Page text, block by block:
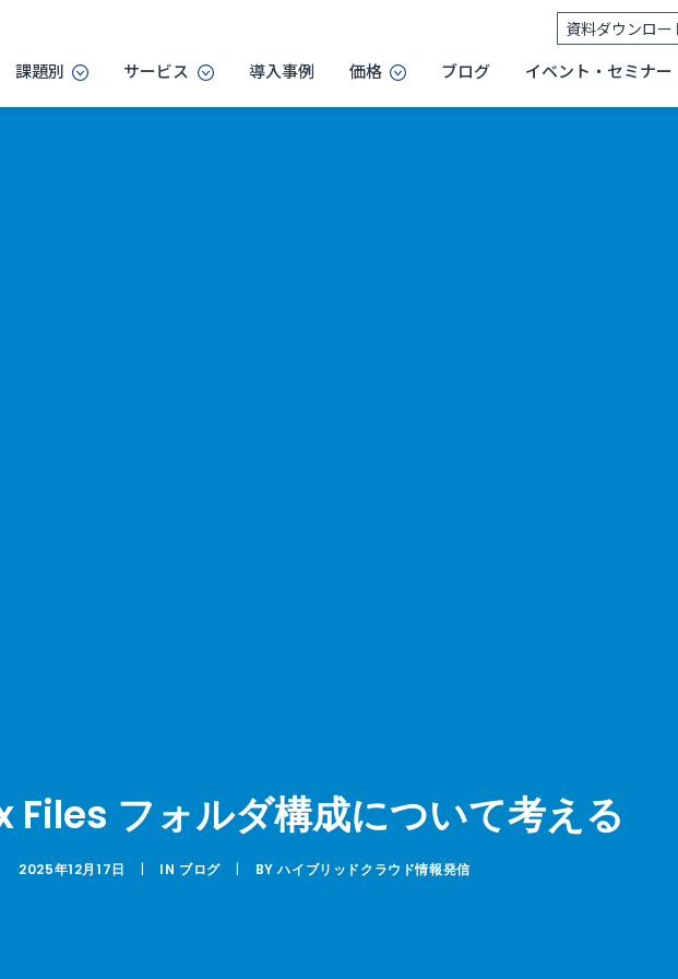
資料ダウンロー
課題別 サービス 導入事例 価格 ブログ イベント・セミナー
フォルダ構成について考える
2025年12月17日 | IN ブログ | BYハイブリッドクラウド情報発信